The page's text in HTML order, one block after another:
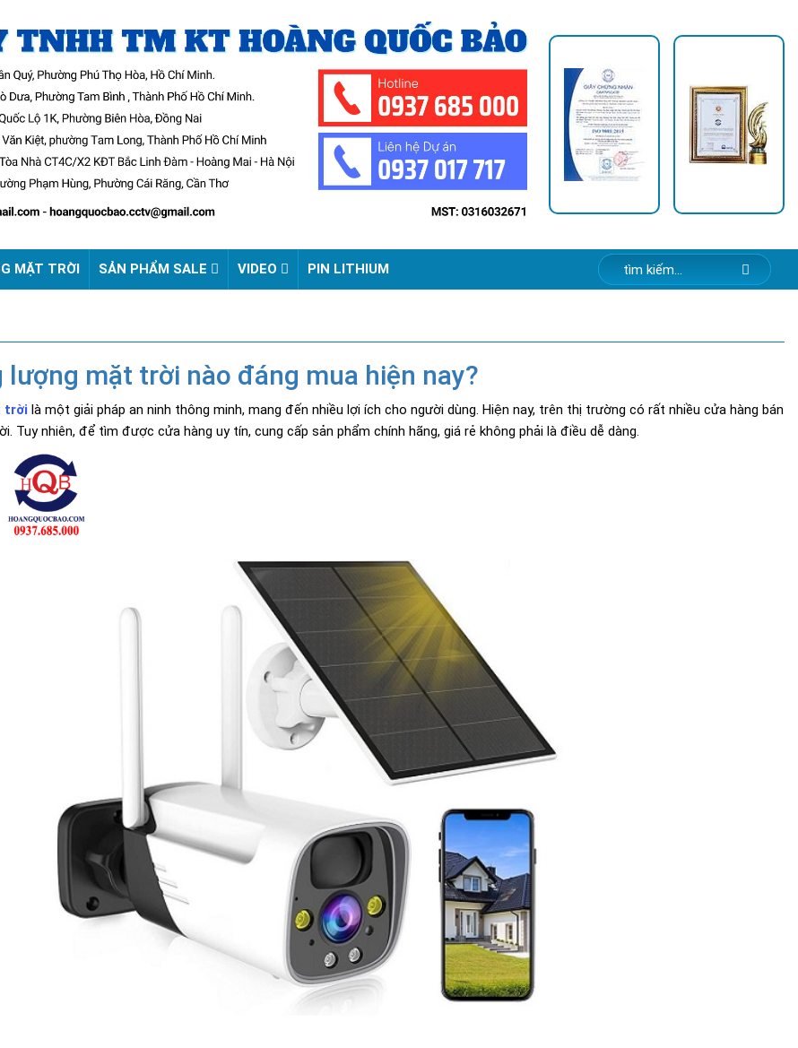
MẶT TRỜI SẢN PHẨM SALE VIDEO PIN LITHIUM
lượng mặt trời nào đáng mua hiện nay?
trờilà một giải pháp an ninh thông minh, mang đến nhiều lợi ích cho người dùng. Hiện nay, trên thị trường có rất nhiều cửa hàng bán
Tuy nhiên, để tìm được cửa hàng uy tín, cung cấp sản phẩm chính hãng, giá rẻ không phải là điều dễ dàng.